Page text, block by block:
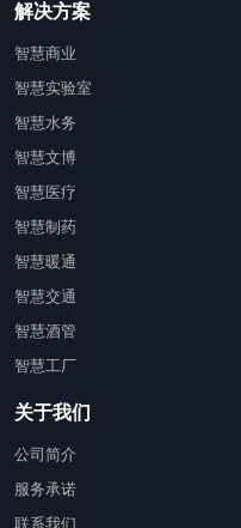
解决方案
智慧商业
智慧实验室
智慧水务
智慧文博
智慧医疗
智慧制药
智慧暖通
智慧交通
智慧酒管
智慧工厂
关于我们
公司简介
服务承诺
联系我们